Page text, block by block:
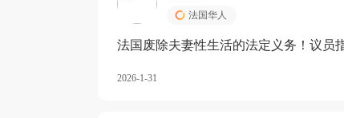
法国华人
法国废除夫妻性生活的法定义务！议员
2026-1-31